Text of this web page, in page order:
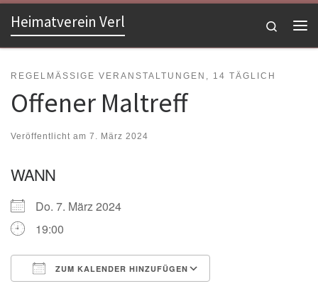
Zum Inhalt springen
Heimatverein Verl
Search
REGELMÄSSIGE VERANSTALTUNGEN, 14 TÄGLICH
Offener Maltreff
Veröffentlicht am 7. März 2024
WANN
Do. 7. März 2024
19:00
ZUM KALENDER HINZUFÜGEN